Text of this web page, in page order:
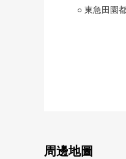
○ 東急田園
■ 多摩廣場
周邊地圖